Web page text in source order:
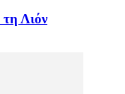
τη Λιόν